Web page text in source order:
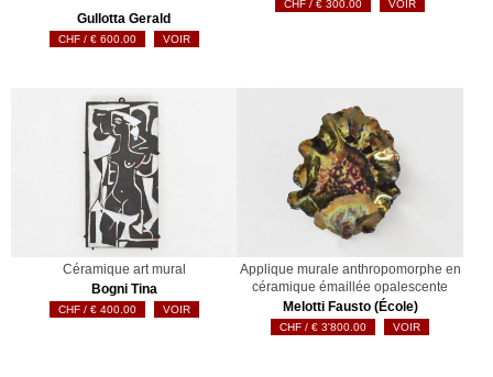
Gullotta Gerald
€600.00 VOIR
€ 300.00 VOIR
Céramique art mural
Bogni Tina
€400.00 VOIR
Applique murale anthropomorphe en
céramique émaillée opalescente
Melotti Fausto (École)
€ 3'800.00 VOIR